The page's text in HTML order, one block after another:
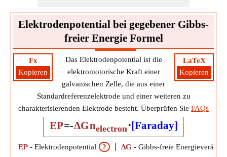
Elektrodenpotential bei gegebener Gibbs-
freier Energie Formel
Fx
Kopieren
LaTeX
Kopieren
Das Elektrodenpotential ist die
elektromotorische Kraft einer
galvanischen Zelle, die aus einer
Standardreferenzelektrode und einer weiteren zu
charakterisierenden Elektrode besteht. Überprüfen Sie FAQs
EP=-ΔGnelectron⋅[Faraday]
EP - Elektrodenpotential ? ΔG - Gibbs-freie